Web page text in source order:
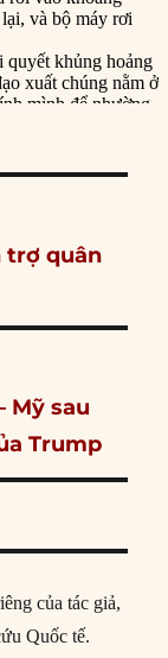
trợ quân
Mỹ sau
Trump
của tác giả,
Quốc tế.